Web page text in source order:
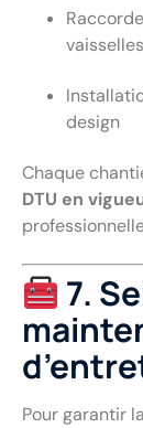
vaisselles
design
Chaque
DTU en
7.
Pour garantir